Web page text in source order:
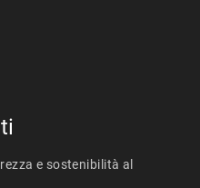
e sostenibilità al